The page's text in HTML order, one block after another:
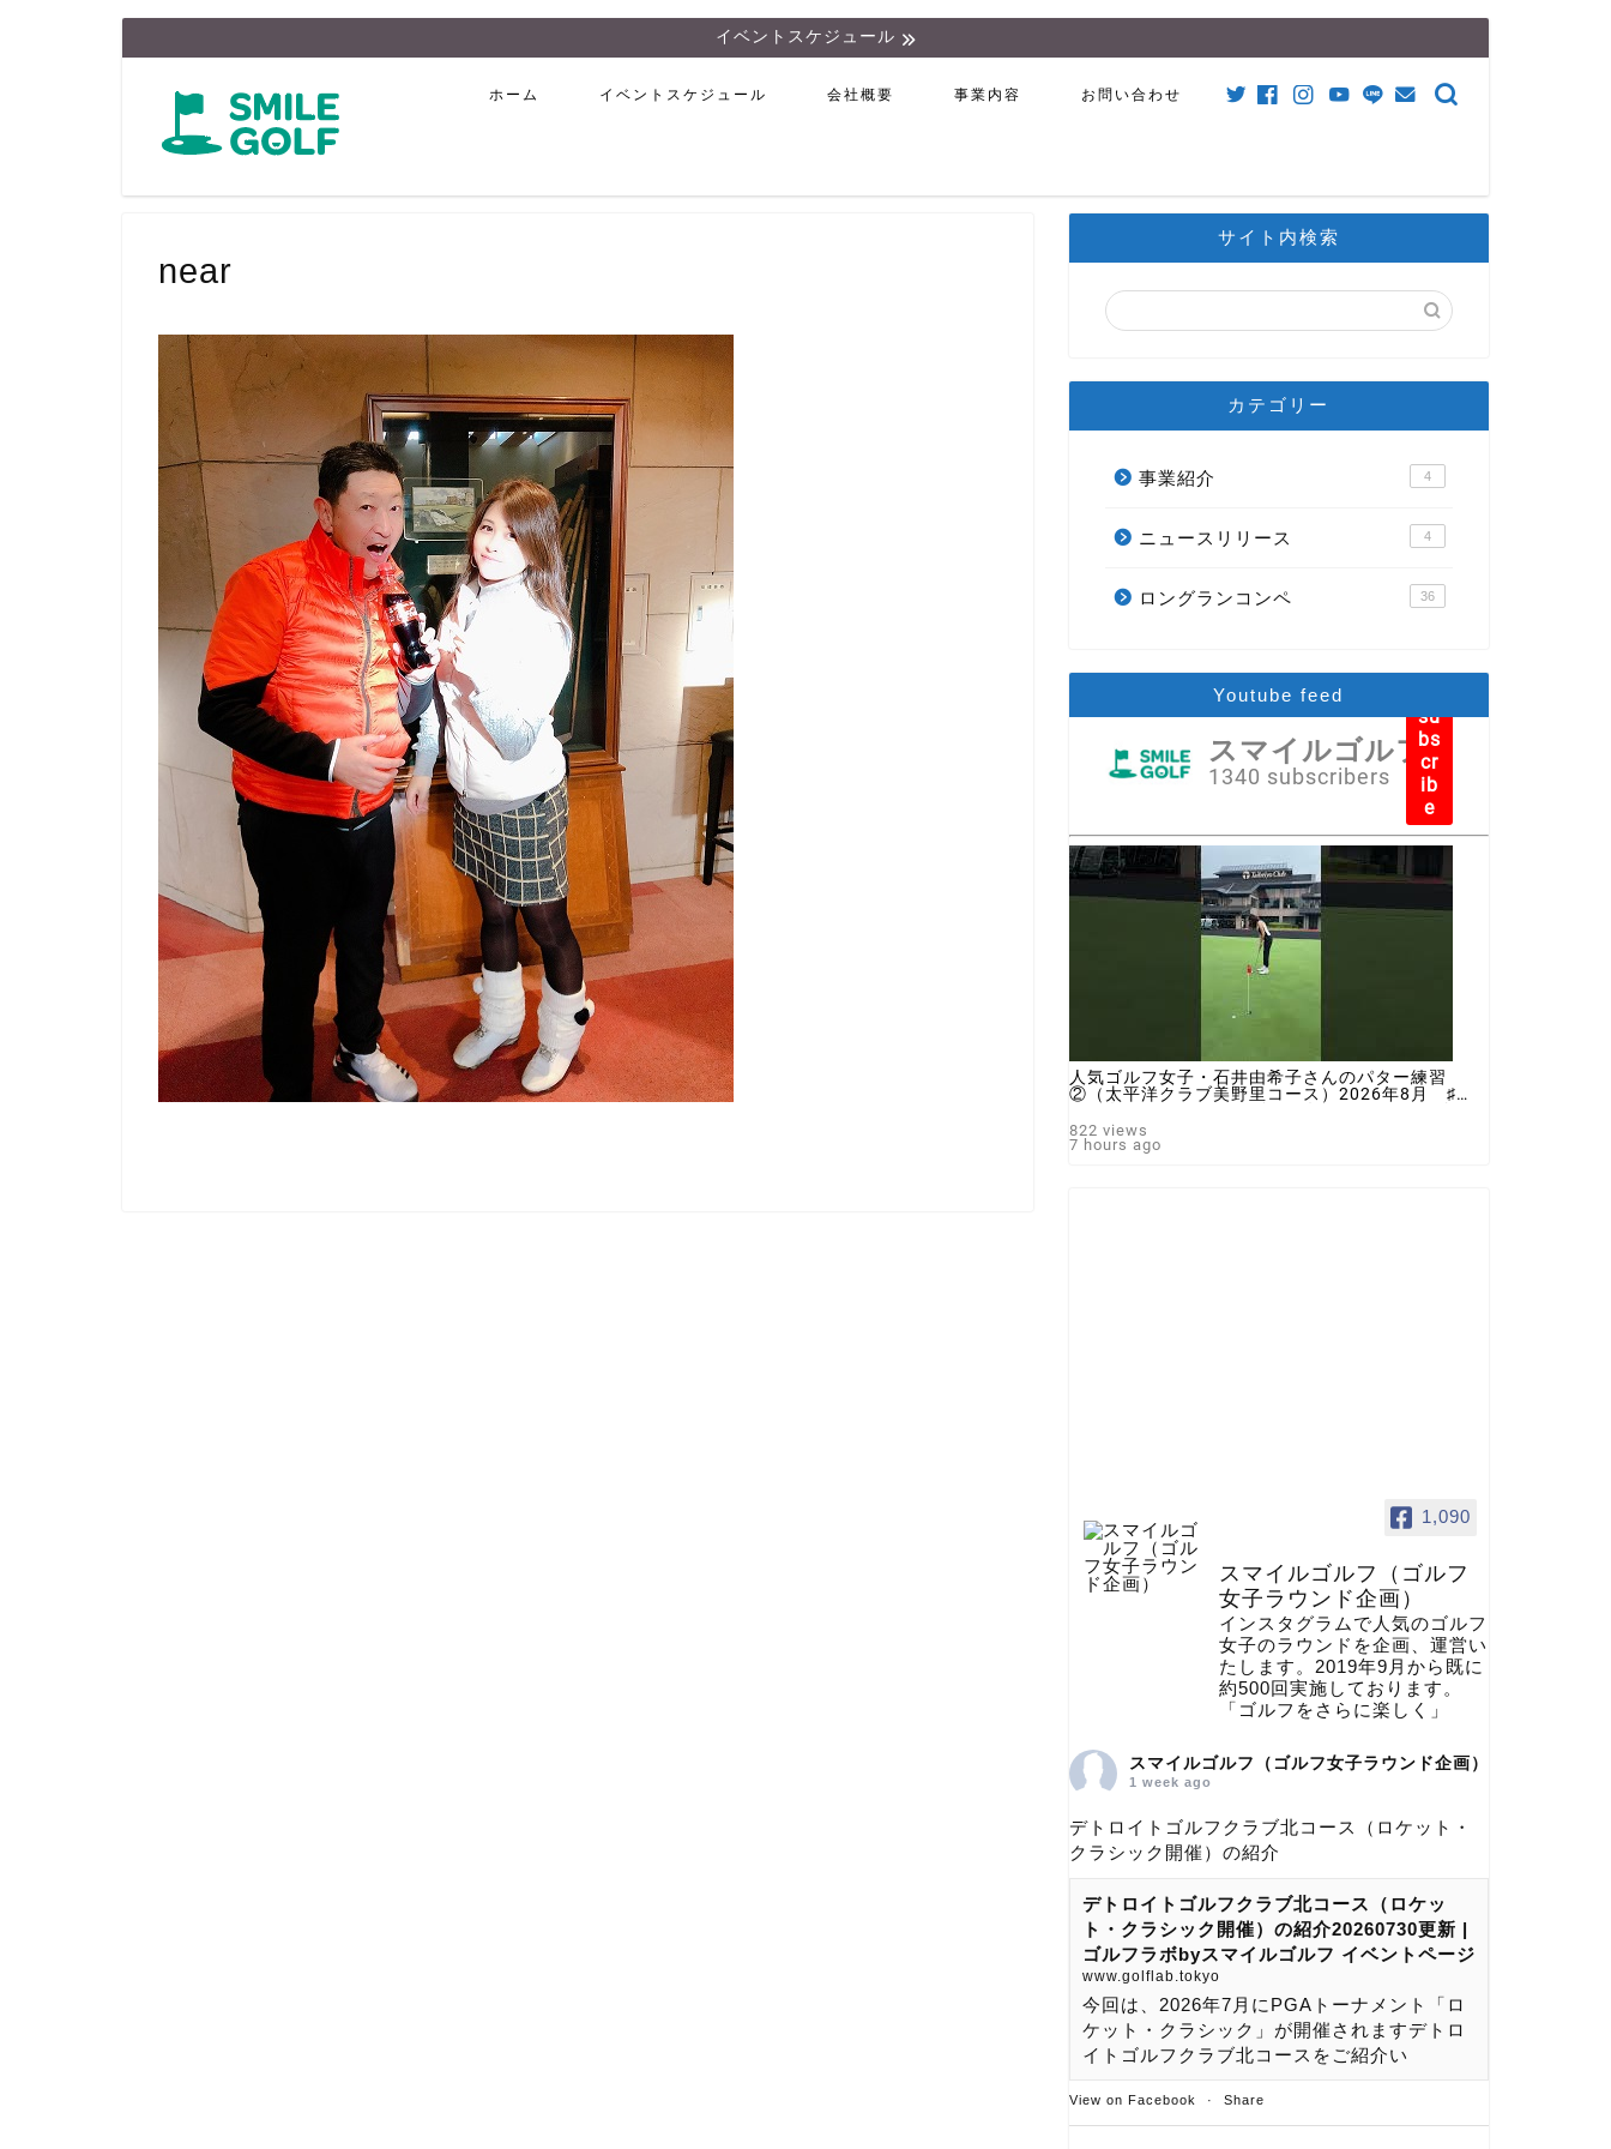
イベントスケジュール
ホーム イベントスケジュール 会社概要 事業内容 お問い合わせ
near
サイト内検索
カテゴリー
事業紹介 4
ニュースリリース 4
ロングランコンペ 36
Youtube feed
スマイルゴルフ
1340 subscribers
su
bs
cr
ib
e
人気ゴルフ女子・石井由希子さんのパター練習
②（太平洋クラブ美野里コース）2026年8月 ♯ゴ
画 ♯スマイルゴルフ
822 views
7 hours ago
1,090
スマイルゴルフ（ゴルフ
女子ラウンド企画）
インスタグラムで人気のゴルフ
女子のラウンドを企画、運営い
たします。2019年9月から既に
約500回実施しております。
「ゴルフをさらに楽しく」
スマイルゴルフ（ゴルフ女子ラウンド企画）
1 week ago
デトロイトゴルフクラブ北コース（ロケット・
クラシック開催）の紹介
デトロイトゴルフクラブ北コース（ロケッ
ト・クラシック開催）の紹介20260730更新 |
ゴルフラボbyスマイルゴルフ イベントページ
www.golflab.tokyo
今回は、2026年7月にPGAトーナメント「ロ
ケット・クラシック」が開催されますデトロ
イトゴルフクラブ北コースをご紹介い
View on Facebook · Share